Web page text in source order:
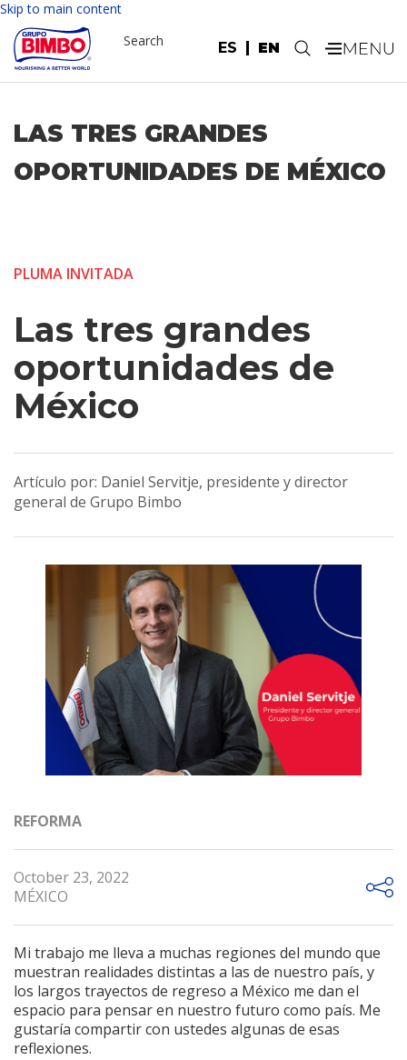
Skip to main content
ES EN
Search .
LAS TRES GRANDES
OPORTUNIDADES DE MÉXICO
PLUMA INVITADA
Las tres grandes
oportunidades de
México
Artículo por: Daniel Servitje, presidente y director
general de Grupo Bimbo
REFORMA
October 23, 2022
MÉXICO
Mi trabajo me lleva a muchas regiones del mundo que
muestran realidades distintas a las de nuestro país, y
los largos trayectos de regreso a México me dan el
espacio para pensar en nuestro futuro como país. Me
gustaría compartir con ustedes algunas de esas
reflexiones.